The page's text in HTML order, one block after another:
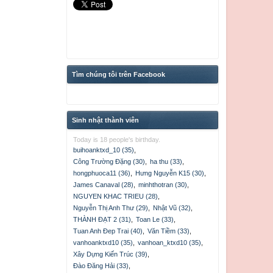
Tìm chúng tôi trên Facebook
Sinh nhật thành viên
Today is 18 people's birthday.
buihoanktxd_10 (35)
Công Trường Đặng (30)
ha thu (33)
hongphuoca11 (36)
Hưng Nguyễn K15 (30)
James Canaval (28)
minhthotran (30)
NGUYEN KHAC TRIEU (28)
Nguyễn Thị Anh Thư (29)
Nhật Vũ (32)
THÀNH ĐẠT 2 (31)
Toan Le (33)
Tuan Anh Đep Trai (40)
Văn Tiềm (33)
vanhoanktxd10 (35)
vanhoan_ktxd10 (35)
Xây Dựng Kiến Trúc (39)
Đào Đăng Hải (33)